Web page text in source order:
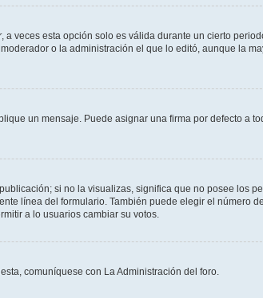
, a veces esta opción solo es válida durante un cierto
o la administración el que lo editó, aunque la
un mensaje. Puede asignar una firma por defecto a
si no la visualizas, significa que no posee los
línea del formulario. También puede elegir el número
a lo usuarios cambiar su votos.
comuníquese con La Administración del foro.